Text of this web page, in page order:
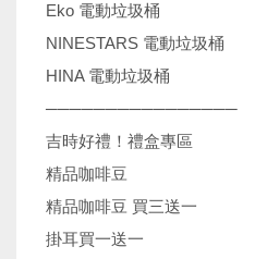
Eko 電動垃圾桶
NINESTARS 電動垃圾桶
HINA 電動垃圾桶
────────────────
吉時好禮！禮盒專區
精品咖啡豆
精品咖啡豆 買三送一
掛耳買一送一